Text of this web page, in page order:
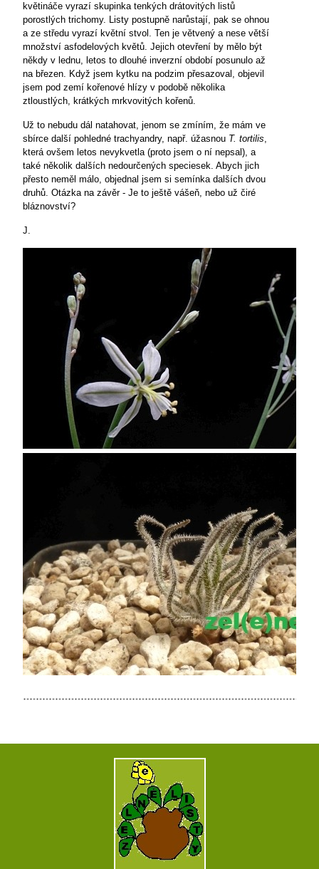
květináče vyrazí skupinka tenkých drátovitých listů
porostlých trichomy. Listy postupně narůstají, pak se ohnou
a ze středu vyrazí květní stvol. Ten je větvený a nese větší
množství asfodelových květů. Jejich otevření by mělo být
někdy v lednu, letos to dlouhé inverzní období posunulo až
na březen. Když jsem kytku na podzim přesazoval, objevil
jsem pod zemí kořenové hlízy v podobě několika
ztloustlých, krátkých mrkvovitých kořenů.
Už to nebudu dál natahovat, jenom se zmíním, že mám ve
sbírce další pohledné trachyandry, např. úžasnou T. tortilis,
která ovšem letos nevykvetla (proto jsem o ní nepsal), a
také několik dalších nedourčených speciesek. Abych jich
přesto neměl málo, objednal jsem si semínka dalších dvou
druhů. Otázka na závěr - Je to ještě vášeň, nebo už čiré
bláznovství?
J.